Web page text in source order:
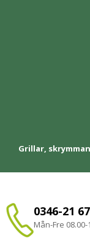
Grillar,
0346-21
Mån-Fre 08.00-